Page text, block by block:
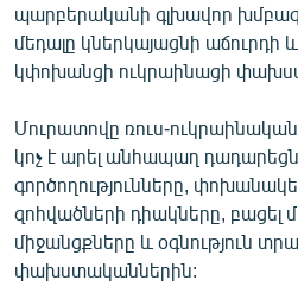
ՓՈԴՔԱՍԹ
English
Русский
ՀԵՏԵՎԵՔ ՄԵԶ
պարբերականի գլխավոր
մեդալը կներկայացնի
կփոխանցի ուկրաինացի
Մուրատովը ռուս-
կոչ է արել անհապաղ
գործողությունները,
զոհվածների դիակները, բացել
միջանցքները և օգնություն
փախստականներին: